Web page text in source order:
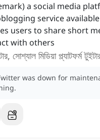
a social media
service
users to share short
with others
সোশ্যাল মিডিয়া প্ল্যাটফর্ম
was down for